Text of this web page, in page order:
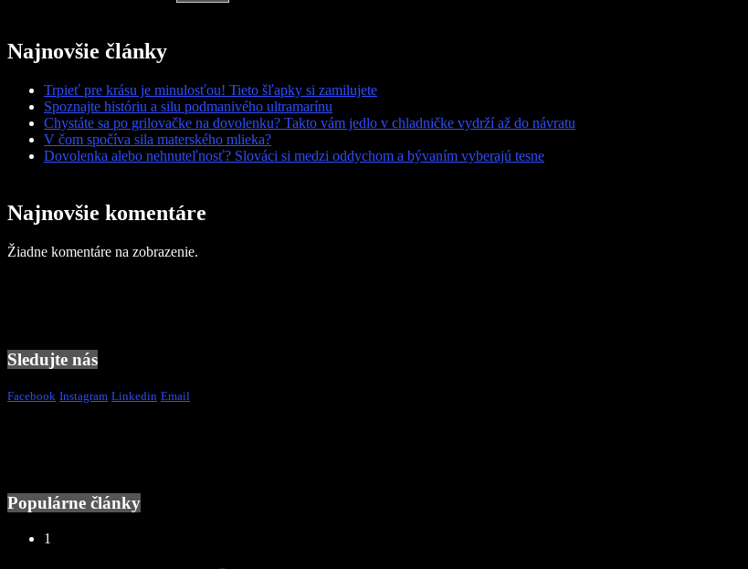
Najnovšie články
Trpieť pre krásu je minulosťou! Tieto šľapky si zamilujete
Spoznajte históriu a silu podmanivého ultramarínu
Chystáte sa po grilovačke na dovolenku? Takto vám jedlo v chladničke vydrží až do návratu
V čom spočíva sila materského mlieka?
Dovolenka alebo nehnuteľnosť? Slováci si medzi oddychom a bývaním vyberajú tesne
Najnovšie komentáre
Žiadne komentáre na zobrazenie.
Sledujte nás
Facebook Instagram Linkedin Email
Populárne články
1